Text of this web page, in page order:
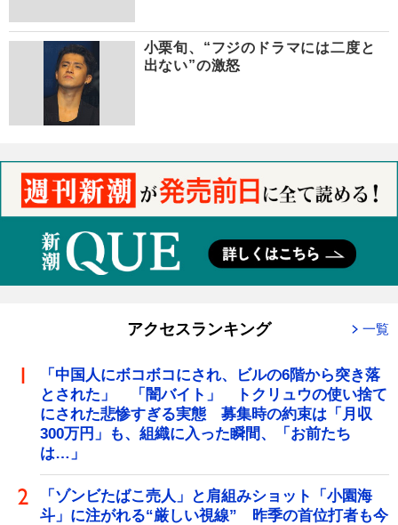
小栗旬、“フジのドラマには二度と
出ない”の激怒
アクセスランキング 一覧
「中国人にボコボコにされ、ビルの6階から突き落
とされた」 「闇バイト」 トクリュウの使い捨て
にされた悲惨すぎる実態 募集時の約束は「月収
300万円」も、組織に入った瞬間、「お前たち
は…」
「ゾンビたばこ売人」と肩組みショット「小園海
斗」に注がれる“厳しい視線” 昨季の首位打者も今